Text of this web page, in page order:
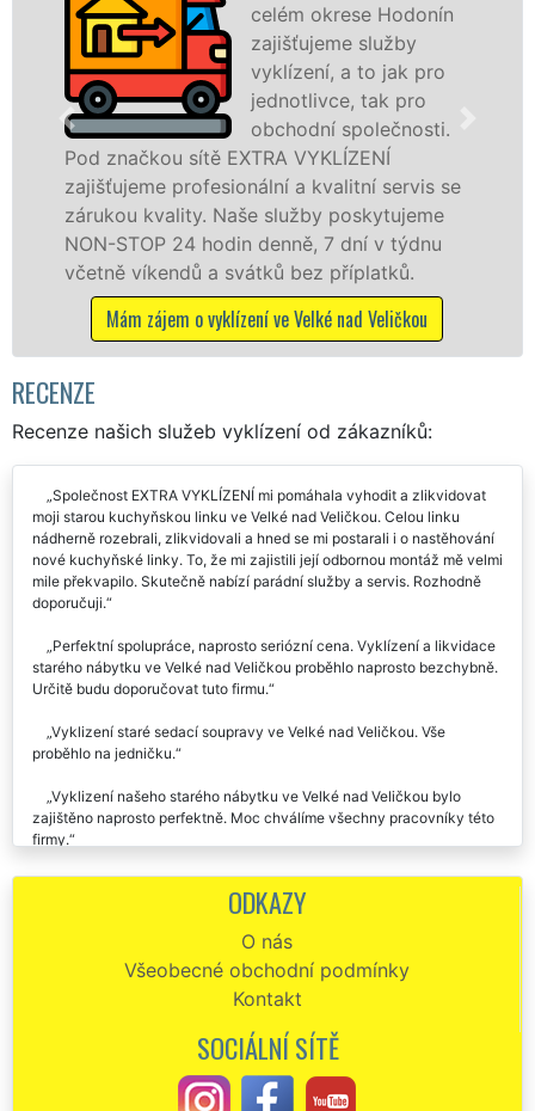
celém okrese Hodonín
zajišťujeme služby
vyklízení, a to jak pro
jednotlivce, tak pro
obchodní společnosti.
sítě EXTRA VYKLÍZENÍ
profesionální a kvalitní servis se
Naše služby poskytujeme
24 hodin denně, 7 dní v týdnu
a svátků bez příplatků.
zájem o vyklízení ve Velké nad Veličkou
tuto
osobám
práce, a
RECENZE
Recenze našich služeb vyklízení od zákazníků:
Společnost EXTRA VYKLÍZENÍ mi pomáhala vyhodit a zlikvidovat
moji starou kuchyňskou linku ve Velké nad Veličkou. Celou linku
nádherně rozebrali, zlikvidovali a hned se mi postarali i o nastěhování
nové kuchyňské linky. To, že mi zajistili její odbornou montáž mě velmi
mile překvapilo. Skutečně nabízí parádní služby a servis. Rozhodně
doporučuji.
Perfektní spolupráce, naprosto seriózní cena. Vyklízení a likvidace
starého nábytku ve Velké nad Veličkou proběhlo naprosto bezchybně.
Určitě budu doporučovat tuto firmu.
Vyklizení staré sedací soupravy ve Velké nad Veličkou. Vše
proběhlo na jedničku.
Vyklizení našeho starého nábytku ve Velké nad Veličkou bylo
zajištěno naprosto perfektně. Moc chválíme všechny pracovníky této
firmy.
Ve středu jsme si objednali vyklízení nábytku ve Velké nad
Veličkou, a tentýž den nám byly tyto služby zajištěný. Musím uznat,
společnosti. Doporučuji každému.
Minulý týden nám firma EXTRA VYKLÍZENÍ zajišťovala vyklízení
starého nábytku v našem bytě po mamince ve Velké nad Veličkou.
Velmi ochotní a pracovití zaměstnanci. Po vyklízení veškerého
nábytku nám zajistili i špičkové úklidové služby. Děkujeme a moc moc
ODKAZY
O nás
Všeobecné obchodní podmínky
Kontakt
SOCIÁLNÍ SÍTĚ